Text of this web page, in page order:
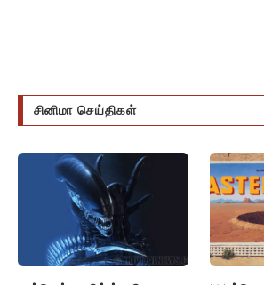
சினிமா செய்திகள்